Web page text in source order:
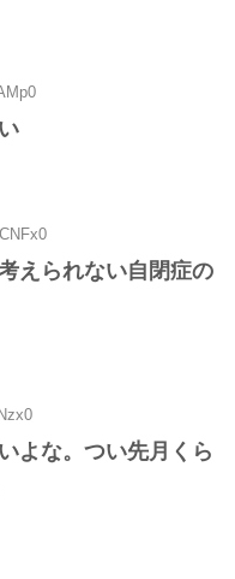
えられない自閉症の
よな。つい先月くら